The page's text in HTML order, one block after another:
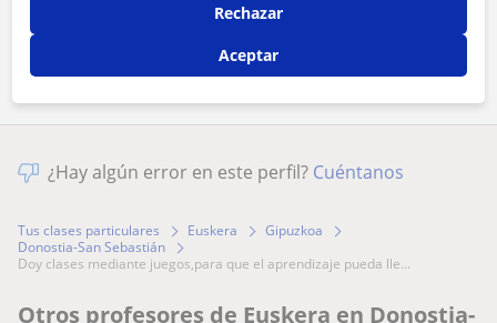
Comparte a este profesor
¿Hay algún error en este perfil? Cuéntanos
Tus clases particulares Euskera
Gipuzkoa
Donostia-San Sebastián
doy clases mediante juegos,para que el aprendizaje pueda lle...
Otros profesores de Euskera en Donostia-
Rechazar
Aceptar